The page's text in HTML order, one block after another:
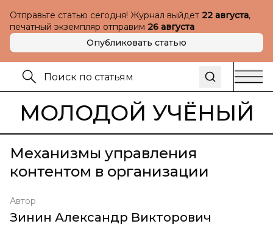
Отправьте статью сегодня! Журнал выйдет 22 августа,
печатный экземпляр отправим 26 августа
Опубликовать статью
МОЛОДОЙ УЧЁНЫЙ
Механизмы управления
контентом в организации
Автор
Зинин Александр Викторович